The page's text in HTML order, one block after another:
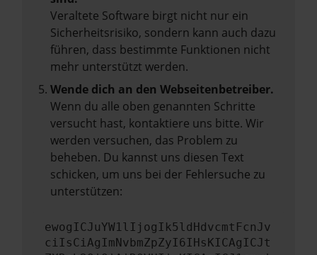
Veraltete Software birgt nicht nur ein
Sicherheitsrisiko, sondern kann auch dazu
führen, dass bestimmte Funktionen nicht
mehr unterstützt werden.
Wende dich an den Webseitenbetreiber.
Wenn du alle oben genannten Schritte
versucht hast, kontaktiere uns bitte. Wir
werden versuchen, das Problem zu
beheben. Du kannst uns diesen Text
schicken, um uns bei der Fehlersuche zu
unterstützen:
ewogICJuYW1lIjogIk5ldHdvcmtFcnJv
ciIsCiAgImNvbmZpZyI6IHsKICAgICJt